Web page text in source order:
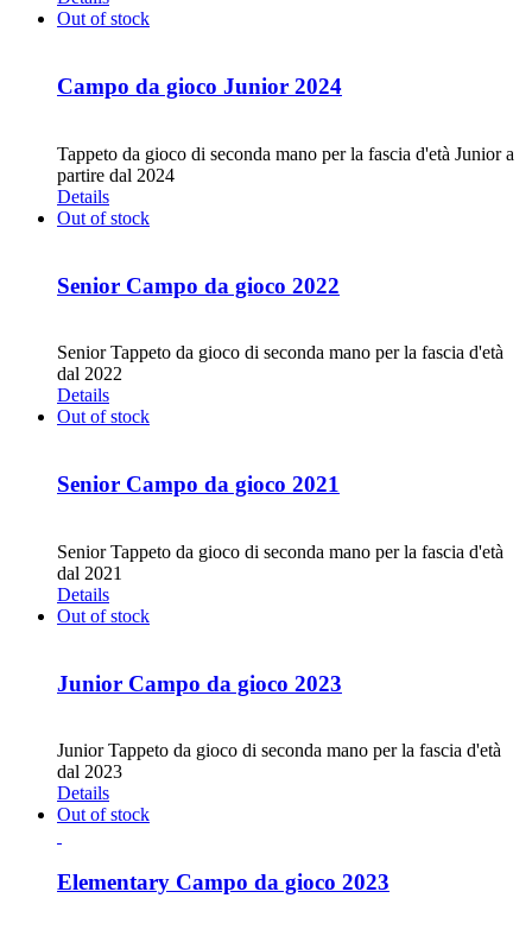
Out of stock
Campo da gioco Junior 2024
Tappeto da gioco di seconda mano per la fascia d'età Junior a
partire dal 2024
Details
Out of stock
Senior Campo da gioco 2022
Senior Tappeto da gioco di seconda mano per la fascia d'età
dal 2022
Details
Out of stock
Senior Campo da gioco 2021
Senior Tappeto da gioco di seconda mano per la fascia d'età
dal 2021
Details
Out of stock
Junior Campo da gioco 2023
Junior Tappeto da gioco di seconda mano per la fascia d'età
dal 2023
Details
Out of stock
Elementary Campo da gioco 2023